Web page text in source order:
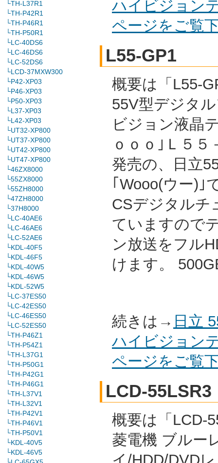
ハイビジョン
ページをご覧
L55-GP1
概要は「L55-
55V型デジタ
ビジョン液晶
ｏｏｏ｣Ｌ５５
発売の、日立
｢Wooo(ウー)｣
CSデジタルチ
ていますので
ン放送をフル
けます。
続きは→ 日立
ハイビジョン
ページをご覧
LCD-55LSR3
概要は「LCD-
菱電機 ブルー
└TH-L37R1
└TH-P42R1
└TH-P46R1
└TH-P50R1
└LC-40DS6
└LC-46DS6
└LC-52DS6
└LCD-37MXW300
└P42-XP03
└P46-XP03
└P50-XP03
└L37-XP03
└L42-XP03
└UT32-XP800
└UT37-XP800
└UT42-XP800
└UT47-XP800
└46ZX8000
└55ZX8000
└55ZH8000
└47ZH8000
└37H8000
└LC-40AE6
└LC-46AE6
└LC-52AE6
└KDL-40F5
└KDL-46F5
└KDL-40W5
└KDL-46W5
└KDL-52W5
└LC-37ES50
└LC-42ES50
└LC-46ES50
└LC-52ES50
└TH-P46Z1
└TH-P54Z1
└TH-L37G1
└TH-P50G1
└TH-P42G1
└TH-P46G1
└TH-L37V1
└TH-L32V1
└TH-P42V1
└TH-P46V1
└TH-P50V1
└KDL-40V5
└KDL-46V5